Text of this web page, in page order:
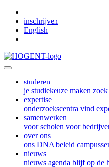
inschrijven
English
studeren
je studiekeuze maken
expertise
onderzoekscentra vind
samenwerken
voor scholen voor
over ons
ons DNA beleid
nieuws
nieuws agenda blijf op de